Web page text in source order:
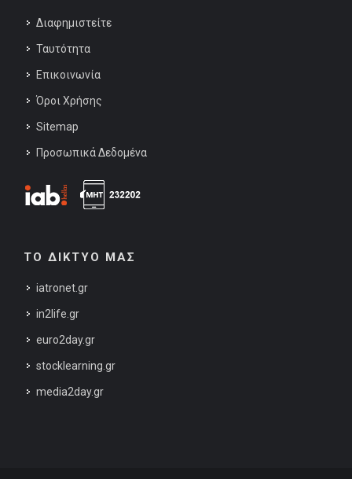
Διαφημιστείτε
Ταυτότητα
Επικοινωνία
Όροι Χρήσης
Sitemap
Προσωπικά Δεδομένα
ΤΟ ΔΙΚΤΥΟ ΜΑΣ
iatronet.gr
in2life.gr
euro2day.gr
stocklearning.gr
media2day.gr